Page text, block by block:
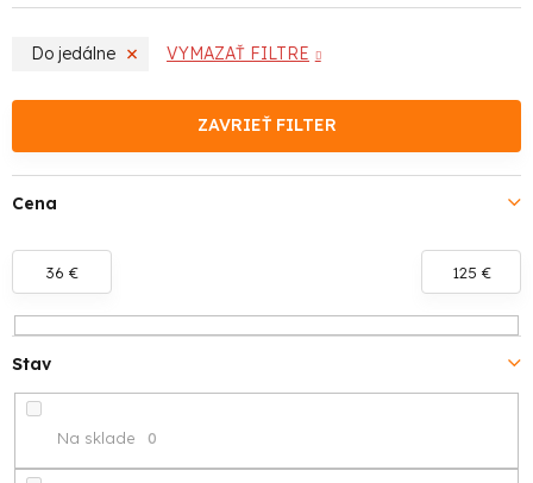
i
r
o
d
u
Do jedálne VYMAZAŤ FILTRE
ZAVRIEŤ FILTER
Cena
36 € 125 €
Stav
Na sklade 0